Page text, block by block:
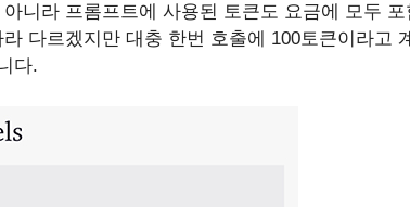
니라 프롬프트에 사용된 토큰도 요금에 모두
다르겠지만 대충 한번 호출에 100토큰이라고
다.